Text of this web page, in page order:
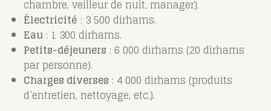
chambre, veilleur de nuit, manager).
Électricité : 3 500 dirhams.
Eau : 1 300 dirhams.
Petits-déjeuners : 6 000 dirhams (20 dirhams
par personne).
Charges diverses : 4 000 dirhams (produits
d’entretien, nettoyage, etc.).